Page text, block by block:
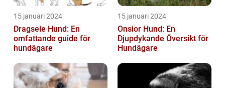
15 januari 2024
Dragsele Hund: En
omfattande guide för
hundägare
15 januari 2024
Onsior Hund: En
Djupdykande Översikt för
Hundägare